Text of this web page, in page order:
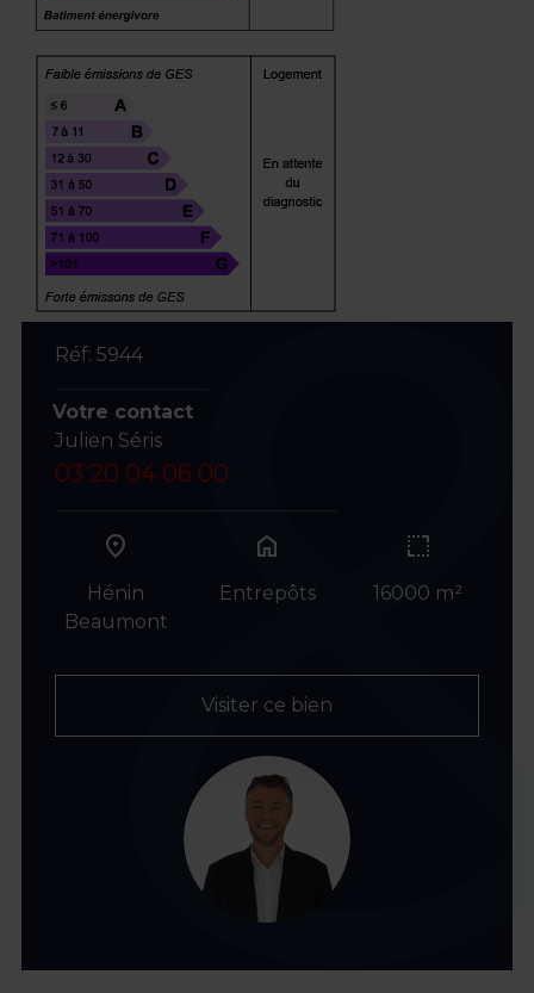
Réf: 5944
Votre contact
Julien Séris
03 20 04 06 00
Hénin
Beaumont
home
Entrepôts 16000 m²
Visiter ce bien